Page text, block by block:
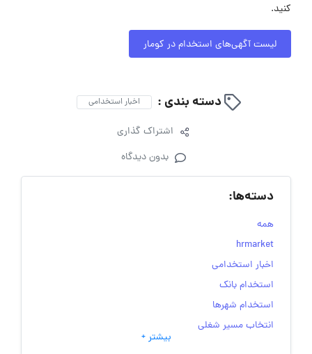
کنید.
لیست آگهی‌های استخدام در کومار
دسته بندی : اخبار استخدامی
اشتراک گذاری
بدون دیدگاه
دسته‌ها:
همه
hrmarket
اخبار استخدامی
استخدام بانک
استخدام شهرها
انتخاب مسیر شغلی
به‌روزرسانی‌های سایت (کارجویی)
بیشتر +